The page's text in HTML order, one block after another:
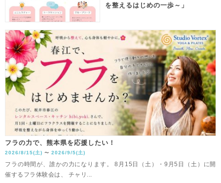
を整えるはじめの一歩～」
フラの力で、熊本県を応援したい！
2026/8/15(土) 〜 2026/9/5(土)
フラの時間が、誰かの力になります。 8月15日（土）・9月5日（土）に開
催するフラ体験会は、 チャリ...